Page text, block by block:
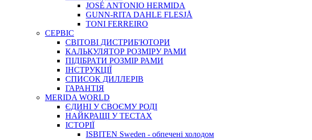
JOSÉ ANTONIO HERMIDA
GUNN-RITA DAHLE FLESJÅ
TONI FERREIRO
СЕРВІС
СВІТОВІ ДИСТРИБ'ЮТОРИ
КАЛЬКУЛЯТОР РОЗМIРУ РАМИ
ПІДІБРАТИ РОЗМІР РАМИ
IНСТРУКЦIЇ
СПИСОК ДИЛЛЕРІВ
ГАРАНТIЯ
MERIDA WORLD
ЄДИНI У СВОЄМУ РОДI
НАЙКРАЩІ У ТЕСТАХ
ІСТОРІЇ
ISBITEN Sweden - обпечені холодом